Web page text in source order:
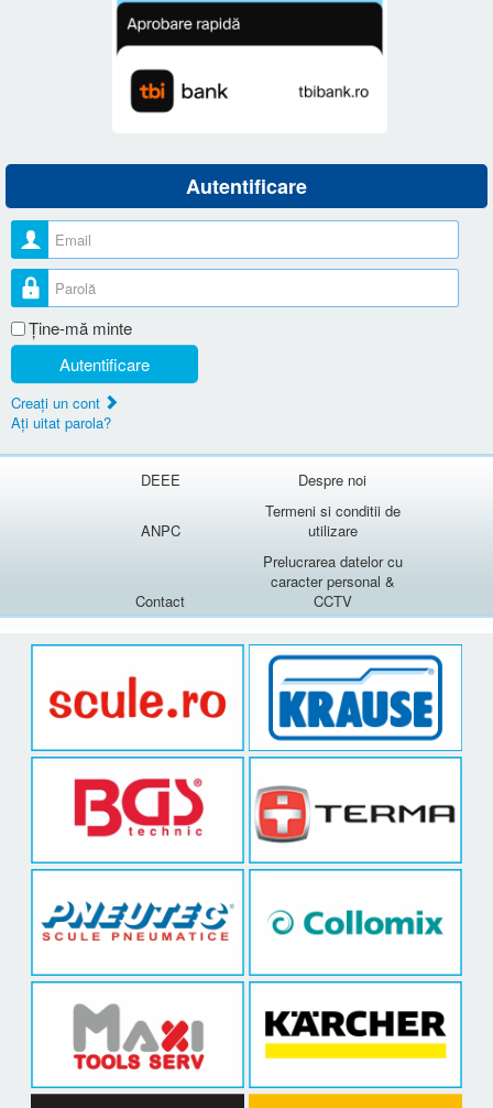
Autentificare
Nume utilizator
Parolă
Ţine-mă minte
Autentificare
Creaţi un cont
Aţi uitat parola?
DEEE Despre noi
ANPC
Termeni si conditii de
utilizare
Contact
Prelucrarea datelor cu
caracter personal &
CCTV